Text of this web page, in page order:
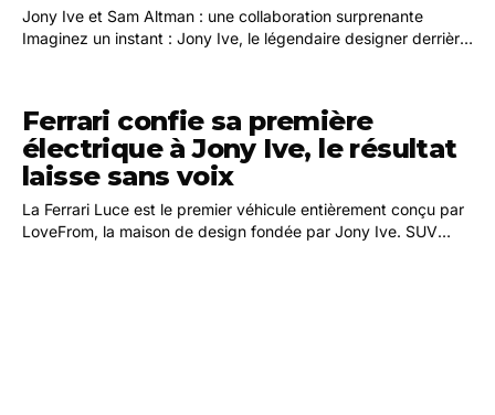
Jony Ive et Sam Altman : une collaboration surprenante
Imaginez un instant : Jony Ive, le légendaire designer derrière
Ferrari confie sa première
électrique à Jony Ive, le résultat
laisse sans voix
La Ferrari Luce est le premier véhicule entièrement conçu par
LoveFrom, la maison de design fondée par Jony Ive. SUV